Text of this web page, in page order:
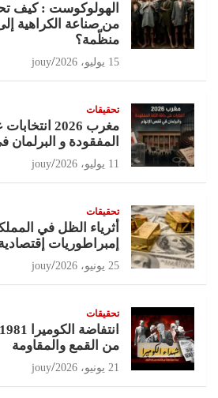
الهولوكوست : كيف
من صناعة الكراهية
منظّمة؟
15 يوليو، 2026 jouy
تحقيقات
مغرب 2026
المفقودة و
11 يوليو، 2026 jouy
تحقيقات
أثرياء الظل في
إمبراطوريات
25 يونيو، 2026 jouy
تحقيقات
من القمع والمقاومة
21 يونيو، 2026 jouy